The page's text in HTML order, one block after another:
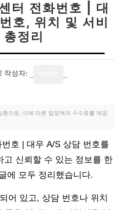
터 전화번호 | 대
호, 위치 및 서비
정리
작성자:
으로, 이에 따른 일정액의 수수료를 제공
호 | 대우 A/S 상담 번호를
고 신뢰할 수 있는 정보를 한
에 모두 정리했습니다.
어 있고, 상담 번호나 위치